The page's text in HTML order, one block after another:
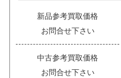
新品参考買取価格
お問合せ下さい
中古参考買取価格
お問合せ下さい